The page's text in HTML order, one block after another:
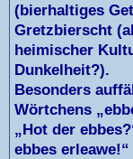
(bierhaltiges
Gretzbierscht
heimischer
Dunkelheit?).
Besonders
Wörtchens
„Hot der
ebbes